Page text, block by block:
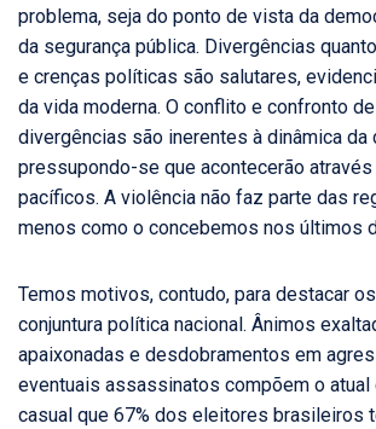
problema, seja do ponto de vista da
da segurança pública. Divergências
e crenças políticas são salutares,
da vida moderna. O conflito e confronto
divergências são inerentes à dinâmica da
pressupondo-se que acontecerão
pacíficos. A violência não faz parte das
menos como o concebemos nos últimos
Temos motivos, contudo, para destacar
conjuntura política nacional. Ânimos
apaixonadas e desdobramentos em
eventuais assassinatos compõem o atual
casual que 67% dos eleitores brasileiros